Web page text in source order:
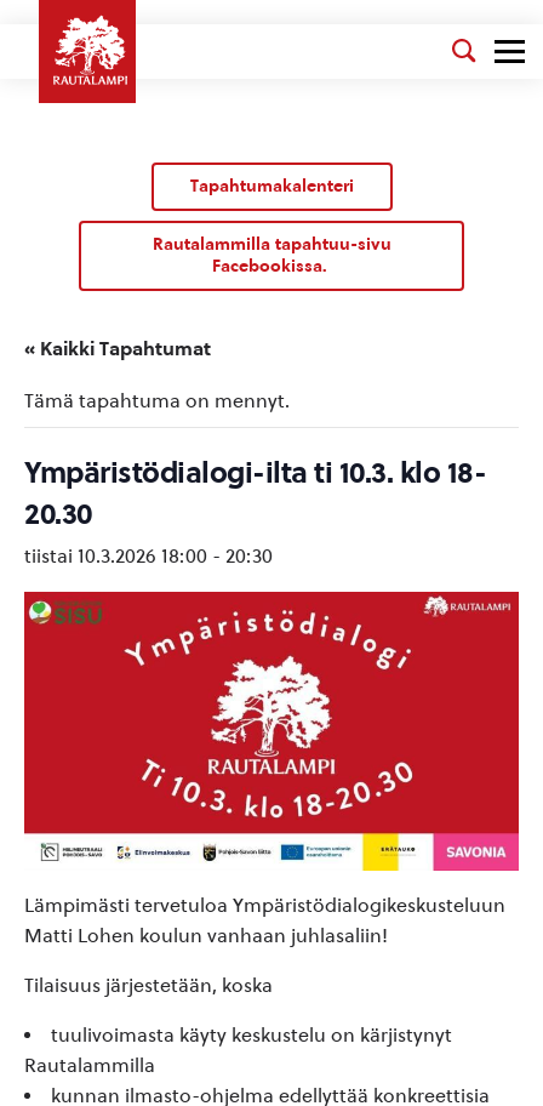
Tapahtumakalenteri
Rautalammilla tapahtuu-sivu
Facebookissa.
« Kaikki Tapahtumat
Tämä tapahtuma on mennyt.
Ympäristödialogi-ilta ti 10.3. klo 18-
20.30
tiistai 10.3.2026 18:00 - 20:30
Lämpimästi tervetuloa Ympäristödialogikeskusteluun
Matti Lohen koulun vanhaan juhlasaliin!
Tilaisuus järjestetään, koska
tuulivoimasta käyty keskustelu on kärjistynyt
Rautalammilla
kunnan ilmasto-ohjelma edellyttää konkreettisia